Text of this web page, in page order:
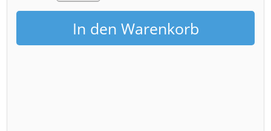
Menge
In den Warenkorb